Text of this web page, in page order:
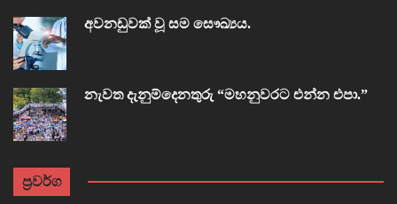
අවනඩුවක් වූ සම සෞඛ්‍යය.
නැවත දැනුම්දෙනතුරු “මහනුවරට එන්න එපා.”
ප්‍රවර්ග